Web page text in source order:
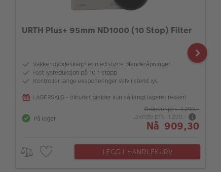
URTH Plus+ 95mm ND1000 (10 Stop) Filter
Vakker dybdeskarphet med større blenderåpninger
Fast lysreduksjon på 10 f-stopp
Kontroller lange eksponeringer selv i sterkt lys
LAGERSALG - tilbudet gjelder kun så langt lageret rekker!
På lager
Ordinær pris 1 299,-
Laveste pris 1 299,-
Nå 909,30
LEGG I HANDLEKURV